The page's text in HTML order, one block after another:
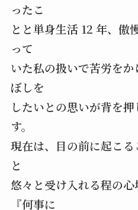
ったこ
とと単身生活 12 年、傲
って
いた私の扱いで苦労を
ぼしを
したいとの思いが背を
す。
現在は、目の前に起こ
と
悠々と受け入れる程の心
『何事に